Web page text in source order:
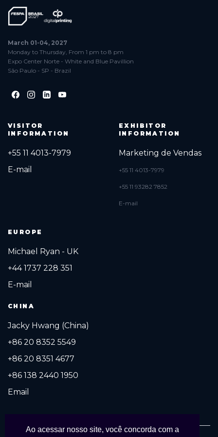
March 01-04, 2027
Monday to Thursday, From 1 pm to 8 pm
Expo Center Norte - White and Blue Pavillion
São Paulo - SP - Brazil
VISITOR
INFORMATION
+55 11 4013-7979
E-mail
EXHIBITOR
INFORMATION
Marketing de Vendas
+55 11 4013-7979
+55 11 93282 7852
E-mail
EUROPE
Michael Ryan - UK
+44 1737 228 351
E-mail
CHINA
Jacky Hwang (China)
+86 20 8352 5549
+86 20 8351 4677
+86 138 2440 1950
Email
Ao acessar nosso site, você concorda com a